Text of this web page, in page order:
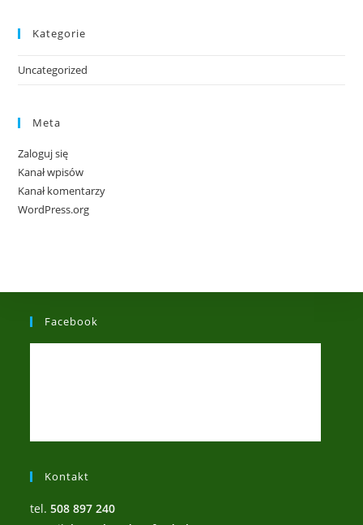
Kategorie
Uncategorized
Meta
Zaloguj się
Kanał wpisów
Kanał komentarzy
WordPress.org
Facebook
Kontakt
tel.508 897 240